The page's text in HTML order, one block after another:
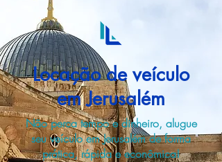
Locação de veículo
em Jerusalém
Não perca tempo e dinheiro, alugue
seu veículo em Jerusalém de forma
prática, rápida e econômica!